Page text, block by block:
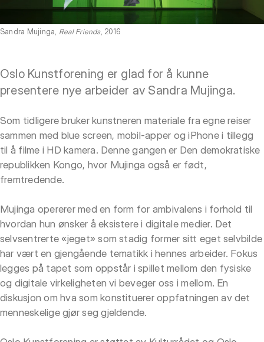
Sandra Mujinga, Real Friends, 2016
Oslo Kunstforening er glad for å kunne
presentere nye arbeider av Sandra Mujinga.
Som tidligere bruker kunstneren materiale fra egne reiser
sammen med blue screen, mobil-apper og iPhone i tillegg
til å filme i HD kamera. Denne gangen er Den demokratiske
republikken Kongo, hvor Mujinga også er født,
fremtredende.
Mujinga opererer med en form for ambivalens i forhold til
hvordan hun ønsker å eksistere i digitale medier. Det
selvsentrerte «jeget» som stadig former sitt eget selvbilde
har vært en gjengående tematikk i hennes arbeider. Fokus
legges på tapet som oppstår i spillet mellom den fysiske
og digitale virkeligheten vi beveger oss i mellom. En
diskusjon om hva som konstituerer oppfatningen av det
menneskelige gjør seg gjeldende.